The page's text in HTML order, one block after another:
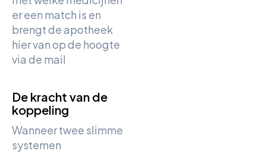
er een match is en
brengt de apotheek
hier van op de hoogte
via de mail
De kracht van de
koppeling
Wanneer twee slimme
systemen